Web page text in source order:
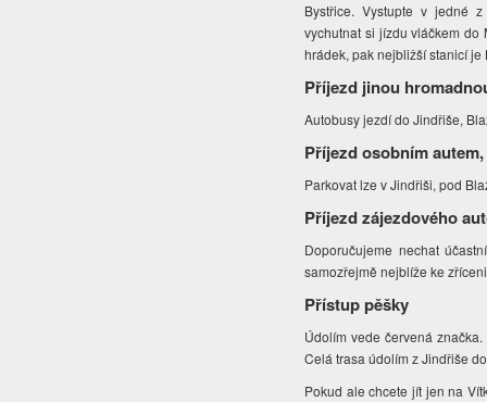
Bystřice. Vystupte v jedné
vychutnat si jízdu vláčkem
hrádek, pak nejbližší stanicí
Příjezd jinou
Autobusy jezdí do Jindřiše,
Příjezd osobním
Parkovat lze v Jindřiši, pod
Příjezd zájezdového
Doporučujeme nechat
samozřejmě nejblíže ke
Přístup pěšky
Údolím vede červená
Celá trasa údolím z Jindřiše
Pokud ale chcete jít jen na